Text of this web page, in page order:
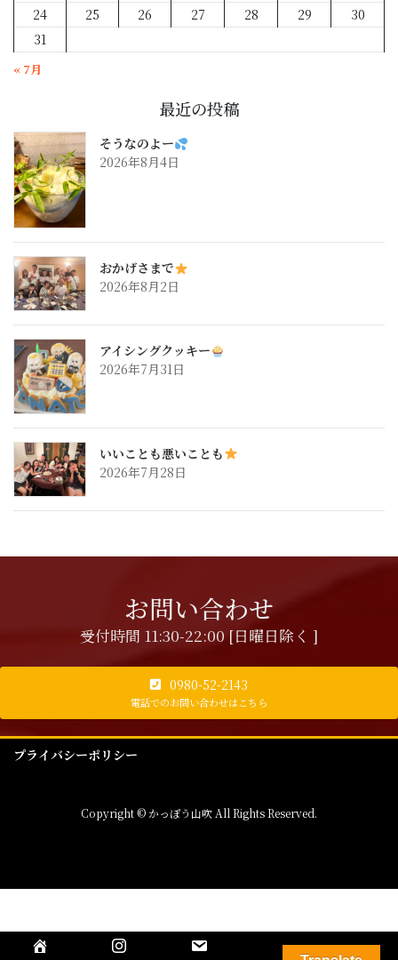
24
25 26 27 28 29
30
31
« 7月
最近の投稿
そうなのよー
2026年8月4日
おかげさまで
2026年8月2日
アイシングクッキー
2026年7月31日
いいことも悪いことも
2026年7月28日
お問い合わせ
受付時間 11:30-22:00 [日曜日除く ]
0980-52-2143
電話でのお問い合わせはこちら
プライバシーポリシー
Copyright © かっぽう山吹 All Rights Reserved.